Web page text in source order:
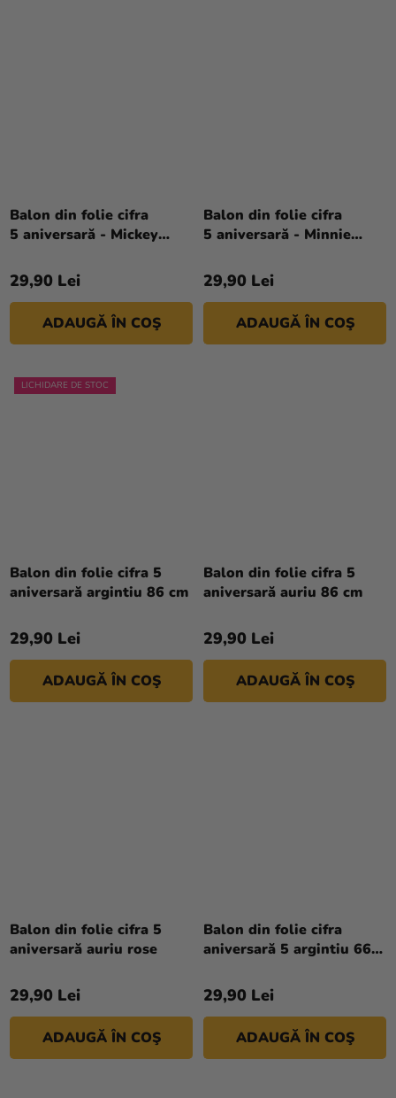
Balon din folie cifra
5 aniversară - Mickey
29,90 Lei
ADAUGĂ ÎN COŞ
Balon din folie cifra
5 aniversară - Minnie
29,90 Lei
ADAUGĂ ÎN COŞ
LICHIDARE DE STOC
Balon din folie cifra 5
aniversară argintiu 86 cm
29,90 Lei
ADAUGĂ ÎN COŞ
Balon din folie cifra 5
aniversară auriu 86 cm
29,90 Lei
ADAUGĂ ÎN COŞ
Balon din folie cifra 5
aniversară auriu rose
29,90 Lei
ADAUGĂ ÎN COŞ
Balon din folie cifra
aniversară 5 argintiu 66
29,90 Lei
ADAUGĂ ÎN COŞ